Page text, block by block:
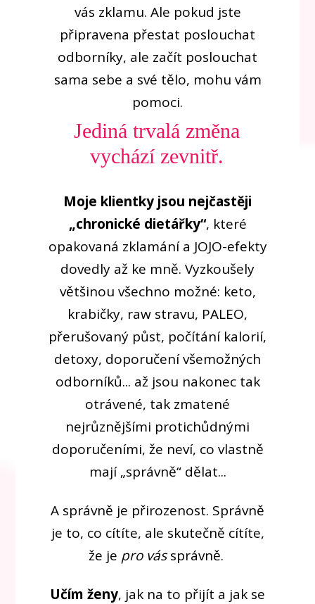
vás zklamu. Ale pokud jste
připravena přestat poslouchat
odborníky, ale začít poslouchat
sama sebe a své tělo, mohu vám
pomoci.
Jediná trvalá změna
vychází zevnitř.
Moje klientky jsou nejčastěji
„chronické dietářky“, které
opakovaná zklamání a JOJO-efekty
dovedly až ke mně. Vyzkoušely
většinou všechno možné: keto,
krabičky, raw stravu, PALEO,
přerušovaný půst, počítání kalorií,
detoxy, doporučení všemožných
odborníků... až jsou nakonec tak
otrávené, tak zmatené
nejrůznějšími protichůdnými
doporučeními, že neví, co vlastně
mají „správně“ dělat...
A správně je přirozenost. Správně
je to, co cítíte, ale skutečně cítíte,
že je pro vássprávně.
Učím ženy, jak na to přijít a jak se